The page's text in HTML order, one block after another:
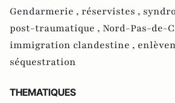
Gendarmerie , réservistes ,
post-traumatique , Nord-Pas-de-
immigration clandestine ,
séquestration
THEMATIQUES